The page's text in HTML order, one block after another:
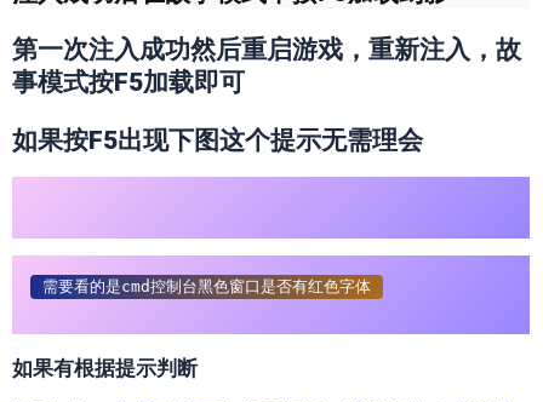
第一次注入成功然后重启游戏，重新注入，故
事模式按F5加载即可
如果按F5出现下图这个提示无需理会
需要看的是cmd控制台黑色窗口是否有红色字体
如果有根据提示判断